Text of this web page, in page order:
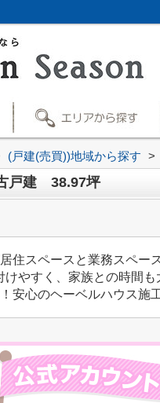
(戸建(売買))地域から探す >
戸建 38.97坪
住スペースと業務スペー
やすく、家族との時間も
安心のヘーベルハウス施